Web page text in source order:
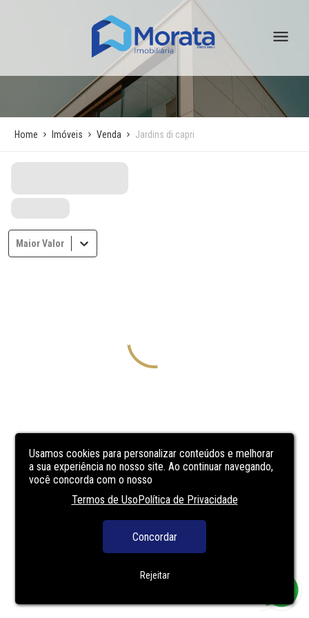
Usamos cookies para personalizar conteúdos e melhorar
a sua experiência no nosso site. Ao continuar navegando,
você concorda com o nosso
Termos de UsoPolítica de Privacidade
Concordar
Rejeitar
Home Imóveis Venda Jardins di capri
Maior Valor